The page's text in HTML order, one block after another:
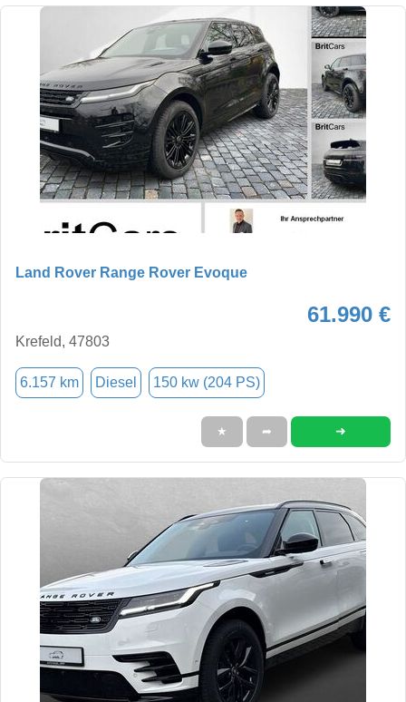
Land Rover Range Rover Evoque
61.990 €
Krefeld, 47803
6.157 km Diesel 150 kw (204 PS)
★ ➦ ➜